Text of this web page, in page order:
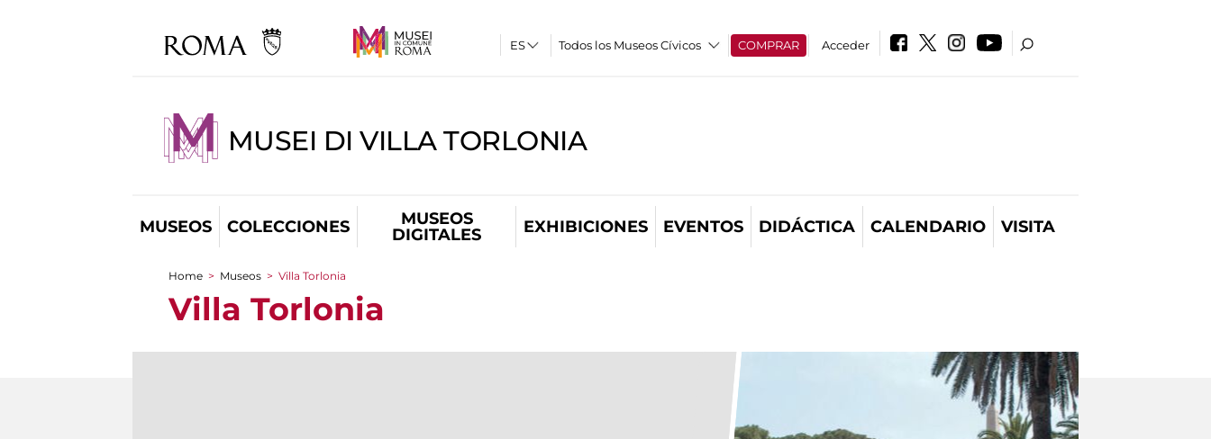
Todos los Museos Cívicos COMPRAR Acceder
MUSEI DI VILLA TORLONIA
MUSEOS COLECCIONES
MUSEOS
DIGITALES
EXHIBICIONES EVENTOS DIDÁCTICA CALENDARIO VISITA
You are here
Home > Museos > Villa Torlonia
Villa Torlonia